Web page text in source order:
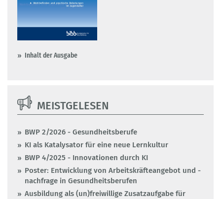
Inhalt der Ausgabe
MEISTGELESEN
BWP 2/2026 - Gesundheitsberufe
KI als Katalysator für eine neue Lernkultur
BWP 4/2025 - Innovationen durch KI
Poster: Entwicklung von Arbeitskräfteangebot und -
nachfrage in Gesundheitsberufen
Ausbildung als (un)freiwillige Zusatzaufgabe für